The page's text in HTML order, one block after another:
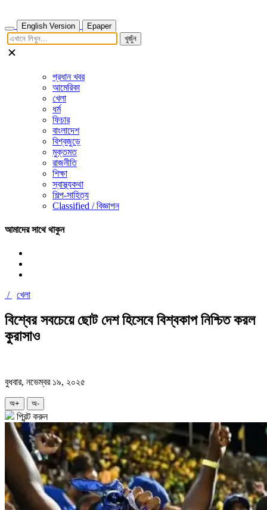
English Version
Epaper
খুজুঁন
প্রধান খবর
আমেরিকা
খেলা
ধর্ম
ফিচার
বাংলাদেশ
বিশ্বজুড়ে
মুক্তমত
রাজনীতি
শিক্ষা
স্বাস্থ্যকথা
শিল্প-সাহিত্য
Classified / বিজ্ঞাপন
আমাদের সাথে থাকুন
/ খেলা
বিশ্বের সবচেয়ে ছোট দেশ হিসেবে বিশ্বকাপ নিশ্চিত করল
কুরাসাও
বুধবার, নভেম্বর ১৯, ২০২৫
অ+ অ-
প্রিন্ট করুন